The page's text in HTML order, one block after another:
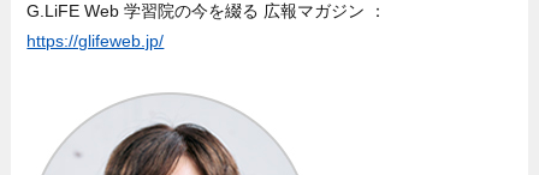
G.LiFE Web 学習院の今を綴る 広報マガジン ：
https://glifeweb.jp/